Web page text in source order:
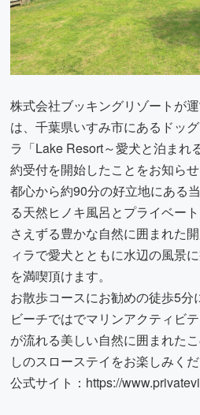
株式会社ブッキングリゾートが
は、千葉県いすみ市にあるドッ
ラ「Lake Resort～愛犬と泊まれ
約受付を開始したことをお知らせ
都心から約90分の好立地にある
る天然ヒノキ風呂とプライベー
さえずる豊かな自然に囲まれた
ィラで愛犬とともに水辺の風景
を満喫頂けます。
お散歩コースにお勧めの徒歩5分
ビーチではでマリンアクティビ
が流れる美しい自然に囲まれた
しのスローステイをお楽しみくだ
公式サイト： https://